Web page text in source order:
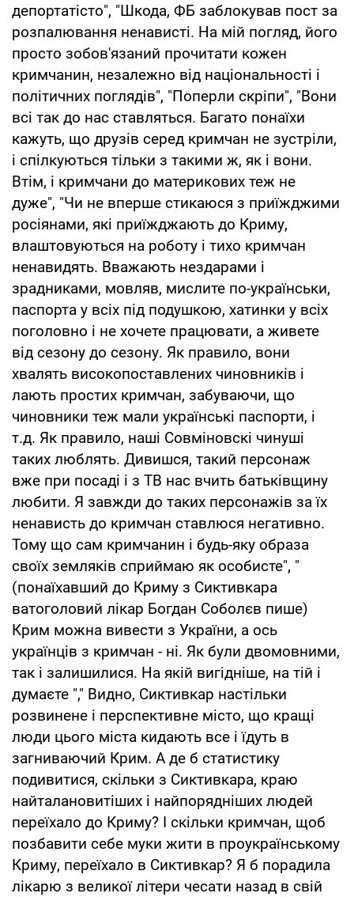
депортатісто", "Шкода, ФБ заблокував пост за
розпалювання ненависті. На мій погляд, його
просто зобов'язаний прочитати кожен
кримчанин, незалежно від національності і
політичних поглядів", "Поперли скріпи", "Вони
всі так до нас ставляться. Багато понаїхи
кажуть, що друзів серед кримчан не зустріли,
і спілкуються тільки з такими ж, як і вони.
Втім, і кримчани до материкових теж не
дуже", "Чи не вперше стикаюся з приїжджими
росіянами, які приїжджають до Криму,
влаштовуються на роботу і тихо кримчан
ненавидять. Вважають нездарами і
зрадниками, мовляв, мислите по-українськи,
паспорта у всіх під подушкою, хатинки у всіх
поголовно і не хочете працювати, а живете
від сезону до сезону. Як правило, вони
хвалять високопоставлених чиновників і
лають простих кримчан, забуваючи, що
чиновники теж мали українські паспорти, і
т.д. Як правило, наші Совміновскі чинуші
таких люблять. Дивишся, такий персонаж
вже при посаді і з ТВ нас вчить батьківщину
любити. Я завжди до таких персонажів за їх
ненависть до кримчан ставлюся негативно.
Тому що сам кримчанин і будь-яку образа
своїх земляків сприймаю як особисте", "
(понаїхавший до Криму з Сиктивкара
ватоголовий лікар Богдан Соболєв пише)
Крим можна вивести з України, а ось
українців з кримчан - ні. Як були двомовними,
так і залишилися. На якій вигідніше, на тій і
думаєте "," Видно, Сиктивкар настільки
розвинене і перспективне місто, що кращі
люди цього міста кидають все і їдуть в
загниваючий Крим. А де б статистику
подивитися, скільки з Сиктивкара, краю
найталановитіших і найпорядніших людей
переїхало до Криму? І скільки кримчан, щоб
позбавити себе муки жити в проукраїнському
Криму, переїхало в Сиктивкар? Я б порадила
лікарю з великої літери чесати назад в свій